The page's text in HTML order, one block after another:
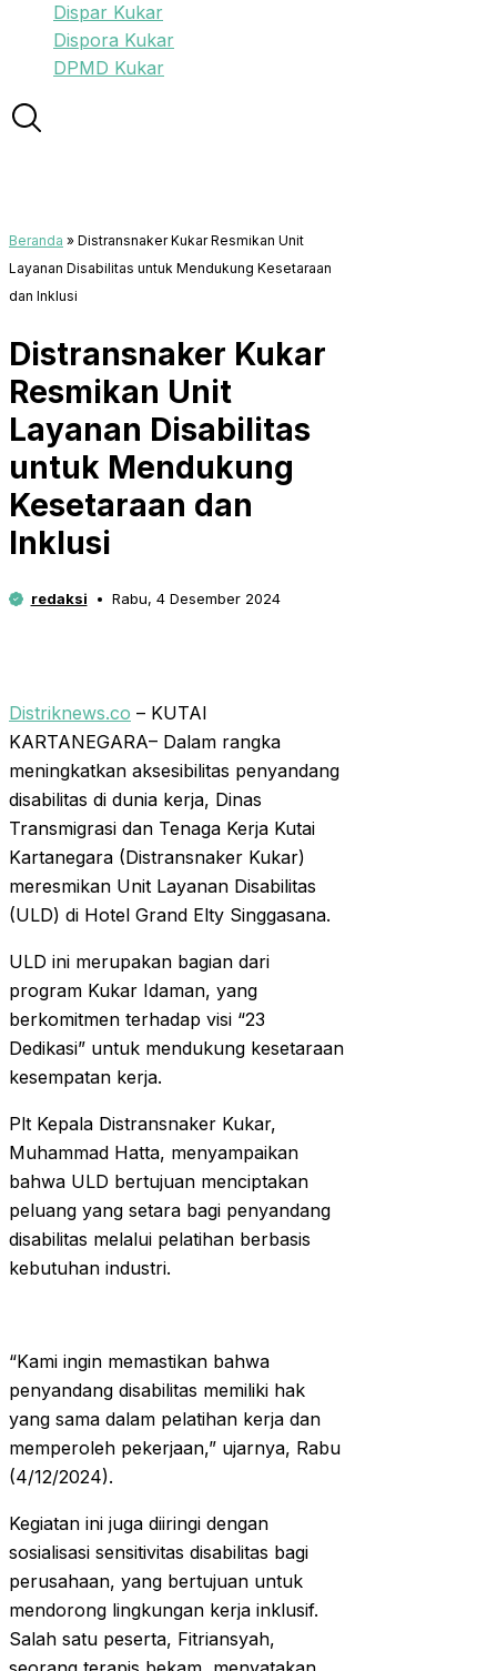
Dispar Kukar
Dispora Kukar
DPMD Kukar
Beranda » Distransnaker Kukar Resmikan Unit
Layanan Disabilitas untuk Mendukung Kesetaraan
dan Inklusi
Distransnaker Kukar
Resmikan Unit
Layanan Disabilitas
untuk Mendukung
Kesetaraan dan
Inklusi
redaksi Rabu, 4 Desember 2024
Distriknews.co – KUTAI
KARTANEGARA– Dalam rangka
meningkatkan aksesibilitas penyandang
disabilitas di dunia kerja, Dinas
Transmigrasi dan Tenaga Kerja Kutai
Kartanegara (Distransnaker Kukar)
meresmikan Unit Layanan Disabilitas
(ULD) di Hotel Grand Elty Singgasana.
ULD ini merupakan bagian dari
program Kukar Idaman, yang
berkomitmen terhadap visi “23
Dedikasi” untuk mendukung kesetaraan
kesempatan kerja.
Plt Kepala Distransnaker Kukar,
Muhammad Hatta, menyampaikan
bahwa ULD bertujuan menciptakan
peluang yang setara bagi penyandang
disabilitas melalui pelatihan berbasis
kebutuhan industri.
“Kami ingin memastikan bahwa
penyandang disabilitas memiliki hak
yang sama dalam pelatihan kerja dan
memperoleh pekerjaan,” ujarnya, Rabu
(4/12/2024).
Kegiatan ini juga diiringi dengan
sosialisasi sensitivitas disabilitas bagi
perusahaan, yang bertujuan untuk
mendorong lingkungan kerja inklusif.
Salah satu peserta, Fitriansyah,